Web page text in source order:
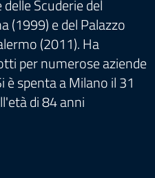
Scuderie del
(1999) e del Palazzo
(2011). Ha
per numerose aziende
è spenta a Milano il 31
di 84 anni